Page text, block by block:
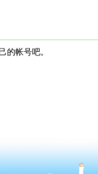
的帐号吧。